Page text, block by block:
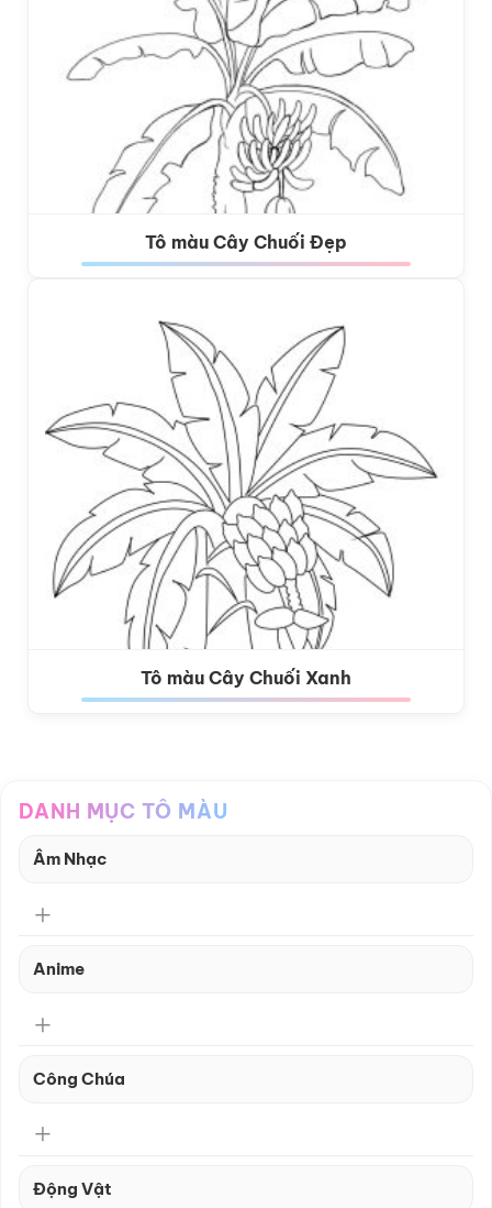
Tô màu Cây Chuối Đẹp
Tô màu Cây Chuối Xanh
DANH MỤC TÔ MÀU
Âm Nhạc
Anime
Công Chúa
Động Vật